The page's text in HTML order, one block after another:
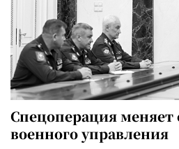
Спецоперация меняет
военного управления